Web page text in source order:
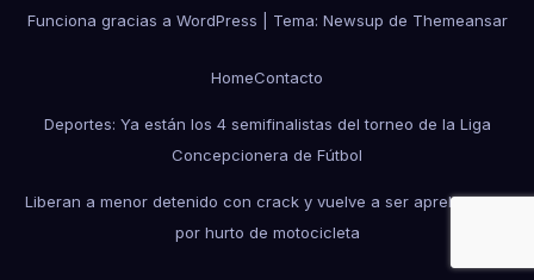
Funciona gracias a WordPress Tema: Newsup de Themeansar
HomeContacto
Deportes: Ya están los 4 semifinalistas del torneo de la Liga
Concepcionera de Fútbol
Liberan a menor detenido con crack y vuelve a ser aprehendido
por hurto de motocicleta